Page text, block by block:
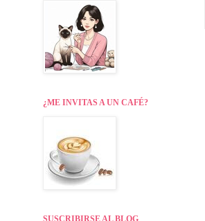
¿ME INVITAS A UN CAFÉ?
SUSCRIBIRSE AL BLOG